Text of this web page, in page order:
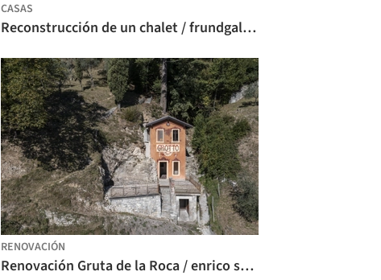
CASAS
Reconstrucción de un chalet / frundgallina
RENOVACIÓN
Renovación Gruta de la Roca / enrico sassi architetto